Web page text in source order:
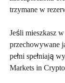
trzymane w
Jeśli mieszkasz
przechowywane
pełni spełniają
Markets in